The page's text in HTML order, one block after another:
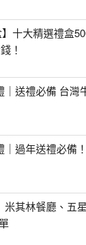
十大精選禮盒
！
｜送禮必備 台灣
｜過年送禮必備
米其林餐廳、五